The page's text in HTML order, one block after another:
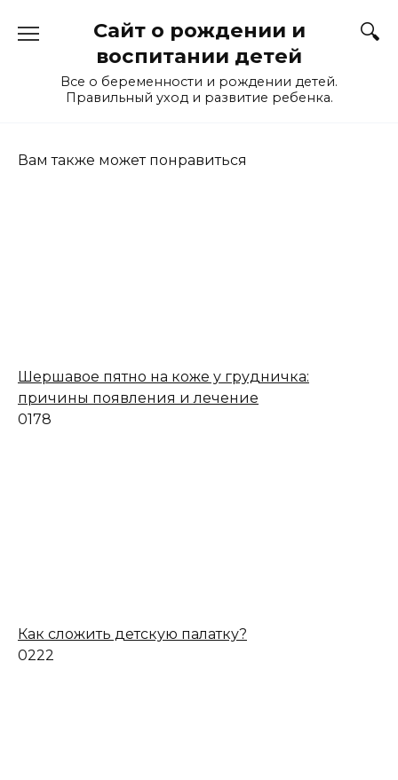
Сайт о рождении и
воспитании детей
Все о беременности и рождении детей.
Правильный уход и развитие ребенка.
Вам также может понравиться
Шершавое пятно на коже у грудничка:
причины появления и лечение
0178
Как сложить детскую палатку?
0222